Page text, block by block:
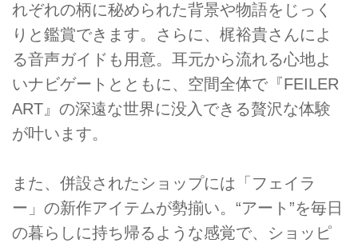
れぞれの柄に秘められた背景や物語をじっく
りと鑑賞できます。さらに、梶裕貴さんによ
る音声ガイドも用意。耳元から流れる心地よ
いナビゲートとともに、空間全体で『FEILER
ART』の深遠な世界に没入できる贅沢な体験
が叶います。
また、併設されたショップには「フェイラ
ー」の新作アイテムが勢揃い。“アート”を毎日
の暮らしに持ち帰るような感覚で、ショッピ